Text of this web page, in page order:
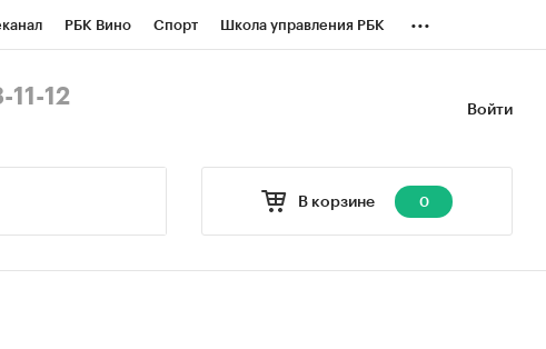
РБК Вино Спорт Школа управления РБК ...
Войти
12
В корзине 0